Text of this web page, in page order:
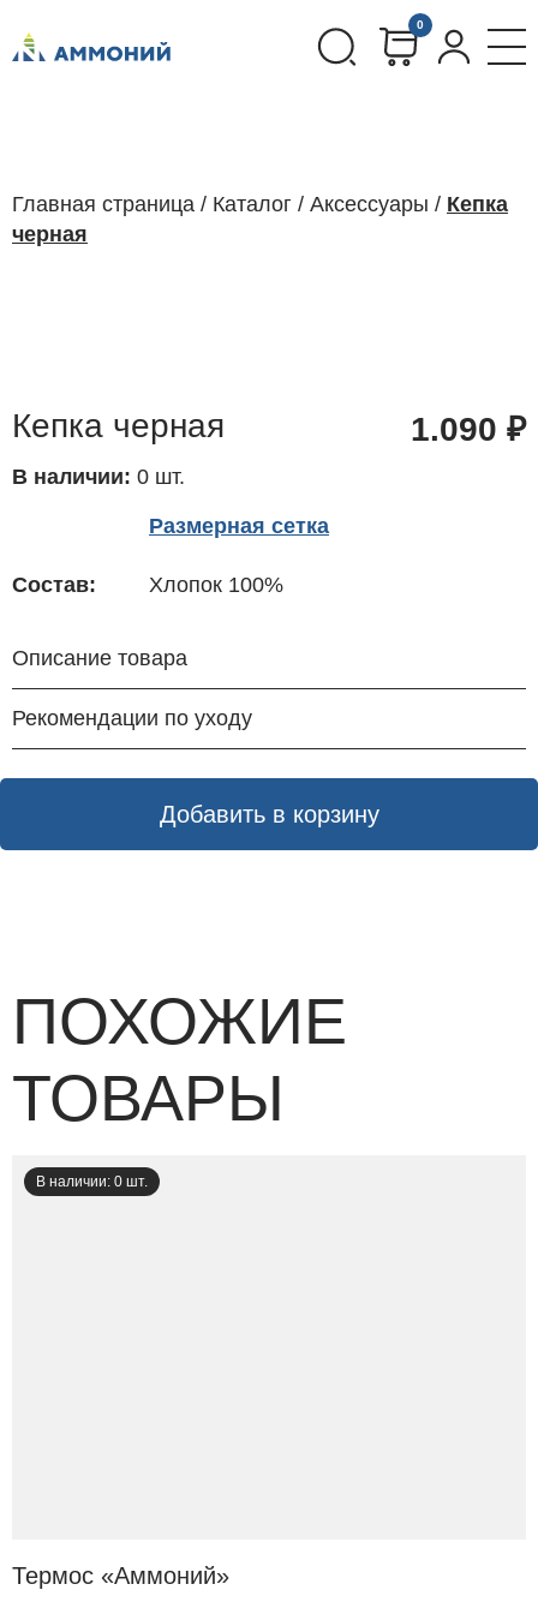
0
Главная страница / Каталог / Аксессуары / Кепка
черная
Кепка черная 1.090 ₽
В наличии: 0 шт.
Размерная сетка
Состав: Хлопок 100%
Описание товара
Рекомендации по уходу
Добавить в корзину
ПОХОЖИЕ
ТОВАРЫ
В наличии: 0 шт.
Термос «Аммоний»